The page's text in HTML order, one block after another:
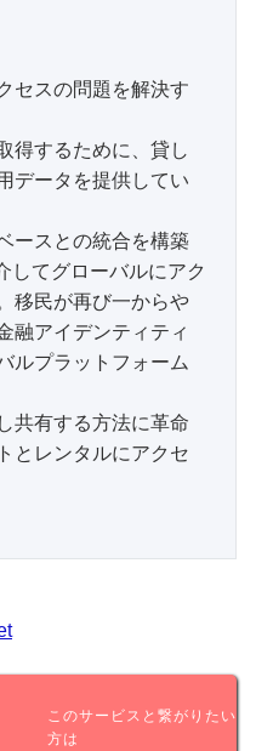
セスの問題を解決す
得するために、貸し
データを提供してい
ースとの統合を構築
してグローバルにアク
移民が再び一からや
融アイデンティティ
ルプラットフォーム
共有する方法に革命
とレンタルにアクセ
このサービスと繋がりたい
方は